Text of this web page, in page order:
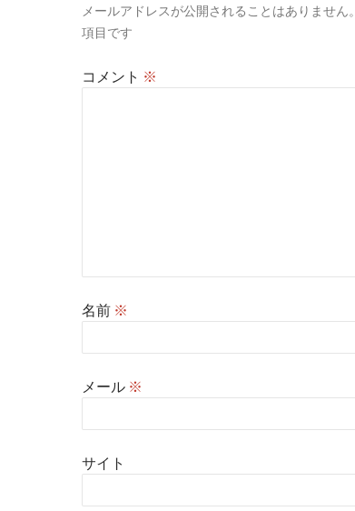
ョ
メールアドレスが公開されることはありません。
項目です
コメント ※
名前 ※
メール ※
サイト